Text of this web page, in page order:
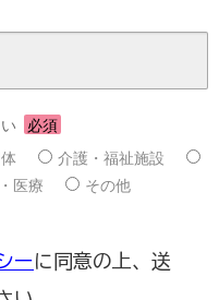
必須
介護・福祉施設
医療 その他
ーに同意の上、送